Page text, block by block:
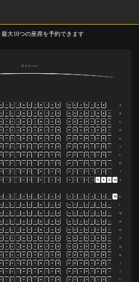
最大10つの座席を予約できます
スクリーン
A
B
C
D
E
F
G
H
I
J
K
L
M
N
O
P
Q
R
S
T
U
9 10 11 12 13 14 16 17 18 19 20 21 22 23 24 25 26
9 10 12 13 14 15 16 17 19 20 21 22 23 24 25 26 27
9 10 11 12 13 14 15 16 17 19 20 21 22 23 24 25 26 27
9 10 11 12 13 14 15 16 17 19 20 21 22 23 24 25 26 27
9 10 11 12 13 14 15 16 17 18 19 20 21 22 23 24 25 26
9 10 11 12 13 14 15 16 17 18 19 20 21 22 23 24 25 26 27
9 10 11 12 13 14 15 16 17 18 19 20 21 22 23 24 25 26 27
9 10 11 12 13 14 15 16 17 18 19 20 21 22 23 24 25 26 27
9 10 11 13 14 15 16 18 19 20 21 22 23 24 25 26 27
9 10 11 13 14 15 16 18 19 20 21 22 23 24
9 10 11 13 14 15 16 18 19 20 21 22 23 24 25 26 27
9 10 11 13 14 15 16 18 19 20 21 22 23 24 25 26 27
9 10 11 12 13 14 15 16 17 18 19 20 21 22 23 24 25 26 27
9 10 11 12 13 14 16 17 18 19 20 21 22 23 24 25 26 27
9 10 11 12 13 14 16 17 18 19 20 21 22 23 24 25 26 27
9 10 12 13 14 15 16 17 19 20 21 22 23 24 25 26 27
9 10 11 12 13 14 15 16 17 19 20 21 22 23 24 25 26 27
9 10 11 12 13 14 15 16 17 19 20 21 22 23 24 25 26 27
9 10 11 12 13 14 15 16 17 18 19 20 21 22 23 24 25 26
9 10 11 12 13 14 15 16 17 18 19 20 21 22 23 24 25 26 27
9 10 11 12 13 14 15 16 17 18 19 20 21 22 23 24 25 26 27